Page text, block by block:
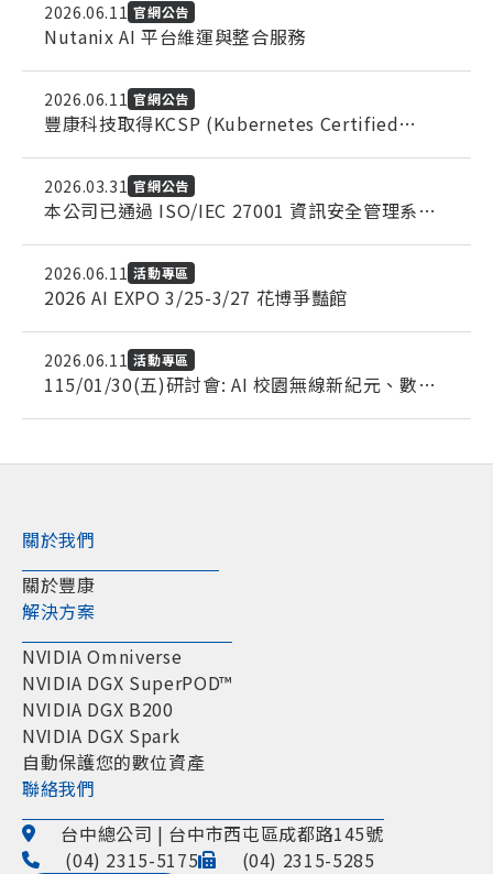
2026.06.11 官網公告
Nutanix AI 平台維運與整合服務
2026.06.11 官網公告
豐康科技取得KCSP (Kubernetes Certified
2026.03.31 官網公告
本公司已通過 ISO/IEC 27001 資訊安全管理系統
2026.06.11 活動專區
2026 AI EXPO 3/25-3/27 花博爭豔館
2026.06.11 活動專區
115/01/30(五)研討會: AI 校園無線新紀元、數據
關於我們
關於豐康
解決方案
NVIDIA Omniverse
NVIDIA DGX SuperPOD™
NVIDIA DGX B200
NVIDIA DGX Spark
自動保護您的數位資產
聯絡我們
台中總公司 | 台中市西屯區成都路145號
(04) 2315-5175
(04) 2315-5285